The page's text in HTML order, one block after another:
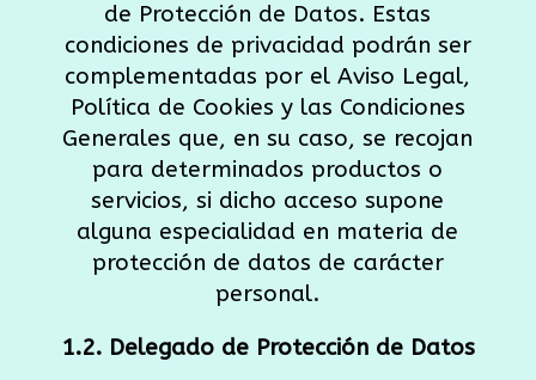
de Protección de Datos. Estas
condiciones de privacidad podrán ser
complementadas por el Aviso Legal,
Política de Cookies y las Condiciones
Generales que, en su caso, se recojan
para determinados productos o
servicios, si dicho acceso supone
alguna especialidad en materia de
protección de datos de carácter
personal.
1.2. Delegado de Protección de Datos